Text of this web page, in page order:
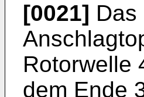
[0021]
Rotorwelle
dem Ende